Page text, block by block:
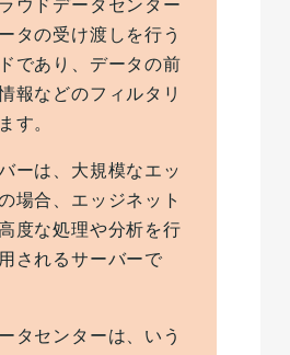
ウドデータセンター
タの受け渡しを行う
であり、データの前
報などのフィルタリ
す。
ーは、大規模なエッ
場合、エッジネット
度な処理や分析を行
されるサーバーで
タセンターは、いう